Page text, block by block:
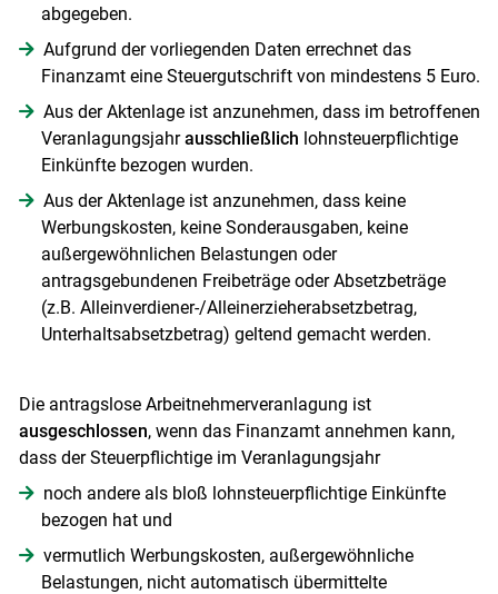
Skip to main content
abgegeben.
Aufgrund der vorliegenden Daten errechnet das
Finanzamt eine Steuergutschrift von mindestens 5 Euro.
Aus der Aktenlage ist anzunehmen, dass im betroffenen
Veranlagungsjahrausschließlich lohnsteuerpflichtige
Einkünfte bezogen wurden.
Aus der Aktenlage ist anzunehmen, dass keine
Werbungskosten, keine Sonderausgaben, keine
außergewöhnlichen Belastungen oder
antragsgebundenen Freibeträge oder Absetzbeträge
(z.B. Alleinverdiener-/Alleinerzieherabsetzbetrag,
Unterhaltsabsetzbetrag) geltend gemacht werden.
Die antragslose Arbeitnehmerveranlagung ist
ausgeschlossen, wenn das Finanzamt annehmen kann,
dass der Steuerpflichtige im Veranlagungsjahr
noch andere als bloß lohnsteuerpflichtige Einkünfte
bezogen hat und
vermutlich Werbungskosten, außergewöhnliche
Belastungen, nicht automatisch übermittelte